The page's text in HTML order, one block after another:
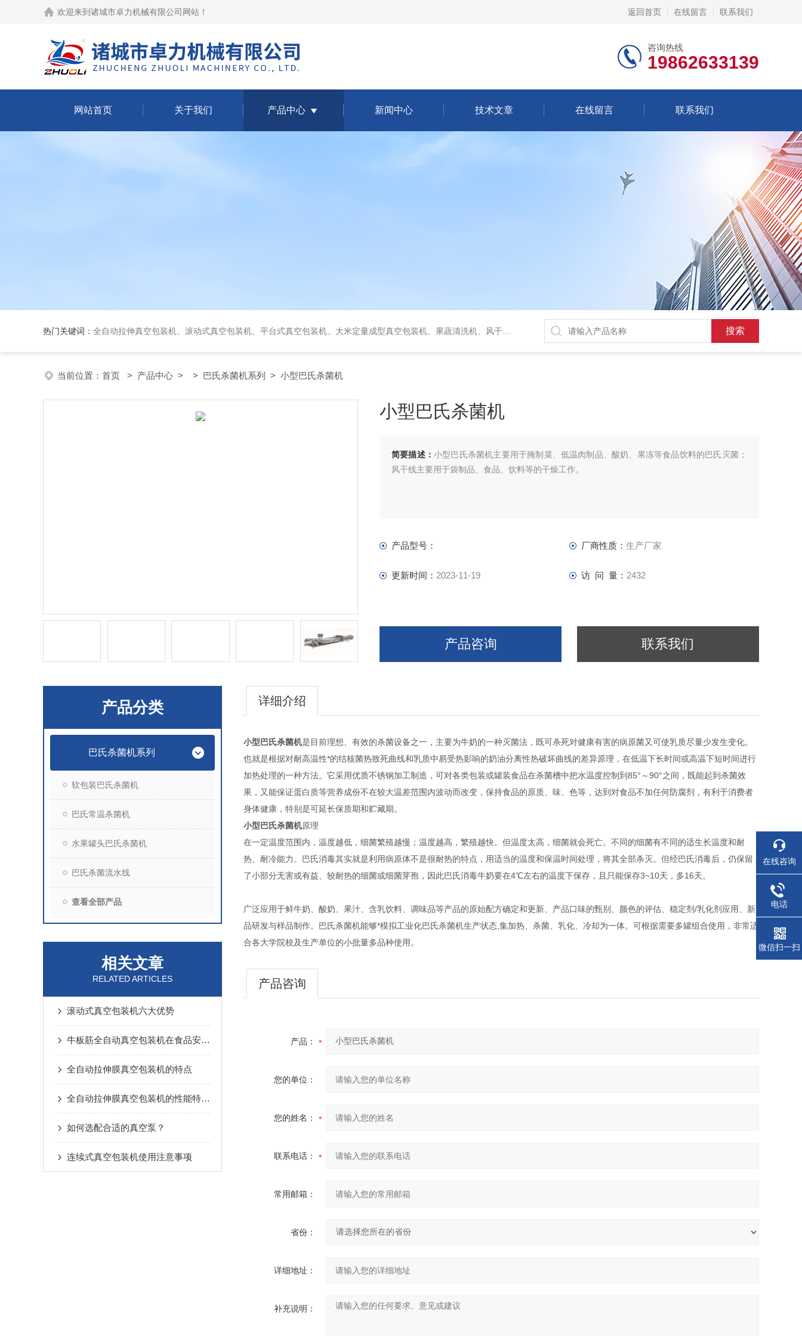
欢迎来到 诸城市卓力机械有限公司网站 ！ 返回首页 在线留言 联系我们
咨询热线
19862633139
网站首页 关于我们 产品中心 新闻中心 技术文章 在线留言 联系我们
热门关键词： 全自动拉伸真空包装机、滚动式真空包装机、平台式真空包装机、大米定量成型真空包装机、果蔬清洗机、风干机、巴氏灭菌机、烘干机、输送台、夹层锅、杀菌锅等。
当前位置： 首页 > 产品中心 > > 巴氏杀菌机系列 > 小型巴氏杀菌机
小型巴氏杀菌机
简要描述： 小型巴氏杀菌机主要用于腌制菜、低温肉制品、酸奶、果冻等食品饮料的巴氏灭菌；
风干线主要用于袋制品、食品、饮料等的干燥工作。
产品型号： 厂商性质： 生产厂家
更新时间： 2023-11-19 访 问 量： 2432
产品咨询 联系我们
产品分类
巴氏杀菌机系列
软包装巴氏杀菌机
巴氏常温杀菌机
水果罐头巴氏杀菌机
巴氏杀菌流水线
查看全部产品
相关文章
RELATED ARTICLES
滚动式真空包装机六大优势
牛板筋全自动真空包装机在食品安全中的角色
全自动拉伸膜真空包装机的特点
全自动拉伸膜真空包装机的性能特点介绍
如何选配合适的真空泵？
连续式真空包装机使用注意事项
详细介绍
小型巴氏杀菌机是目前理想、有效的杀菌设备之一，主要为牛奶的一种灭菌法，既可杀死对健康有害的病原菌又可使乳质尽量少发生变化。
也就是根据对耐高温性*的结核菌热致死曲线和乳质中易受热影响的奶油分离性热破坏曲线的差异原理，在低温下长时间或高温下短时间进行
加热处理的一种方法。它采用优质不锈钢加工制造，可对各类包装或罐装食品在杀菌槽中把水温度控制到85°～90°之间，既能起到杀菌效
果，又能保证蛋白质等营养成份不在较大温差范围内波动而改变，保持食品的原质、味、色等，达到对食品不加任何防腐剂，有利于消费者
身体健康，特别是可延长保质期和贮藏期。
小型巴氏杀菌机原理
在一定温度范围内，温度越低，细菌繁殖越慢；温度越高，繁殖越快。但温度太高，细菌就会死亡。不同的细菌有不同的适生长温度和耐
热、耐冷能力。巴氏消毒其实就是利用病原体不是很耐热的特点，用适当的温度和保温时间处理，将其全部杀灭。但经巴氏消毒后，仍保留
了小部分无害或有益、较耐热的细菌或细菌芽孢，因此巴氏消毒牛奶要在4℃左右的温度下保存，且只能保存3~10天，多16天。
广泛应用于鲜牛奶、酸奶、果汁、含乳饮料、调味品等产品的原始配方确定和更新、产品口味的甄别、颜色的评估、稳定剂/乳化剂应用、新
品研发与样品制作。巴氏杀菌机能够*模拟工业化巴氏杀菌机生产状态,集加热、杀菌、乳化、冷却为一体。可根据需要多罐组合使用，非常适
合各大学院校及生产单位的小批量多品种使用。
产品咨询
产品：
您的单位：
您的姓名：
联系电话：
常用邮箱：
省份：
详细地址：
补充说明：
在线咨询
电话
微信扫一扫